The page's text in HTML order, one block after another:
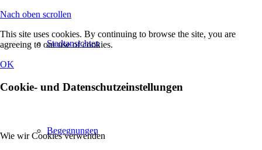
Stadtansichten
Begegnungen
Nach oben scrollen
This site uses cookies. By continuing to browse the site, you are
agreeing to our use of cookies.
OK
Cookie- und Datenschutzeinstellungen
Wie wir Cookies verwenden